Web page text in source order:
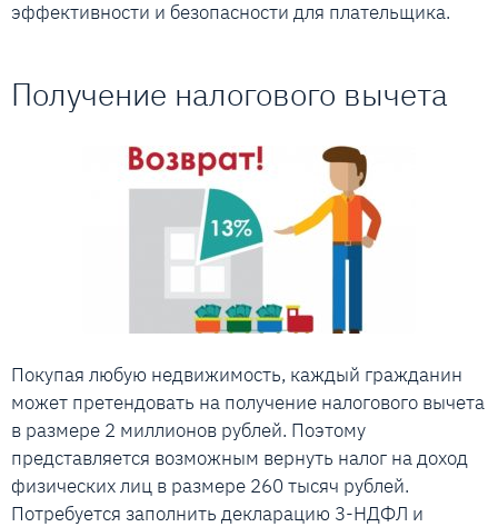
эффективности и безопасности для плательщика.
Получение налогового вычета
Покупая любую недвижимость, каждый гражданин
может претендовать на получение налогового вычета
в размере 2 миллионов рублей. Поэтому
представляется возможным вернуть налог на доход
физических лиц в размере 260 тысяч рублей.
Потребуется заполнить декларацию 3-НДФЛ и